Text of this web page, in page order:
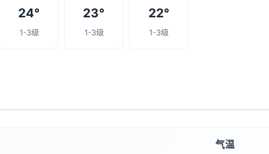
24°
1-3级
23°
1-3级
22°
1-3级
气温